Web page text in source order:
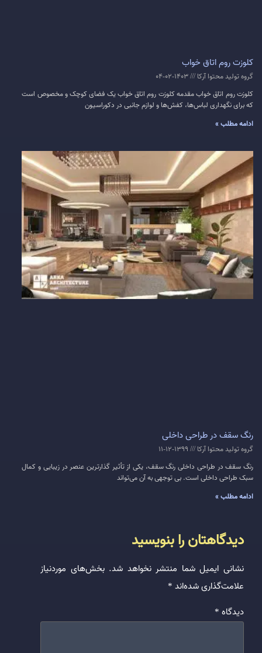
کلوزت روم اتاق خواب
گروه تولید محتوا آرکا
کلوزت روم اتاق خواب مقدمه کلوزت روم اتاق خواب یک فضای کوچک و مخصوص است
که برای نگهداری لباس‌ها، کفش‌ها و لوازم جانبی در دکوراسیون
ادامه مطلب »
رنگ سقف در طراحی داخلی
گروه تولید محتوا آرکا
رنگ سقف در طراحی داخلی رنگ سقف، یکی از تأثیر گذار‌ترین عنصر در زیبایی و کمال
سبک طراحی داخلی است. بی توجهی به آن می‌تواند
ادامه مطلب »
دیدگاهتان را بنویسید
نشانی ایمیل شما منتشر نخواهد شد. بخش‌های موردنیاز
علامت‌گذاری شده‌اند *
دیدگاه *